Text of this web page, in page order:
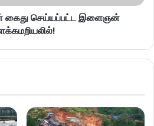
கைது செய்யப்பட்ட இளைஞன்